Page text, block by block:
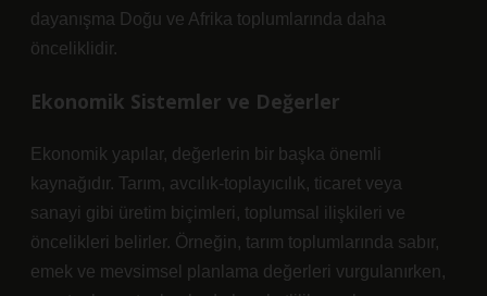
dayanışma Doğu ve Afrika toplumlarında daha
önceliklidir.
Ekonomik Sistemler ve Değerler
Ekonomik yapılar, değerlerin bir başka önemli
kaynağıdır. Tarım, avcılık-toplayıcılık, ticaret veya
sanayi gibi üretim biçimleri, toplumsal ilişkileri ve
öncelikleri belirler. Örneğin, tarım toplumlarında sabır,
emek ve mevsimsel planlama değerleri vurgulanırken,